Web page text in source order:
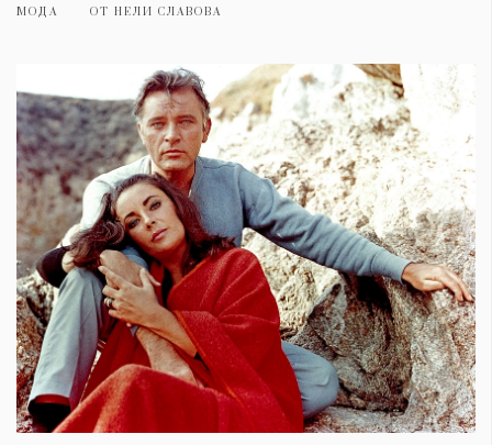
МОДА ОТ НЕЛИ СЛАВОВА